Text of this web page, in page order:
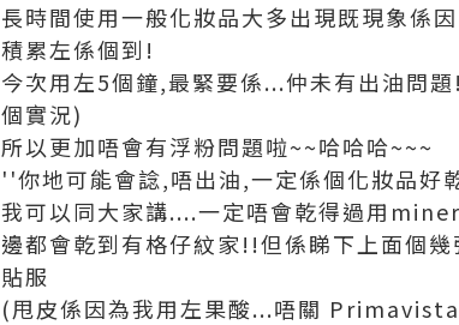
長時間使用一般化妝品大多出現既現象係
積累左係個到!
今次用左5個鐘,最緊要係...仲未有出油問
個實況)
所以更加唔會有浮粉問題啦~~哈哈哈~~~
''你地可能會諗,唔出油,一定係個化妝品好
我可以同大家講....一定唔會乾得過用
邊都會乾到有格仔紋家!!但係睇下上面個
貼服
(甩皮係因為我用左果酸...唔關